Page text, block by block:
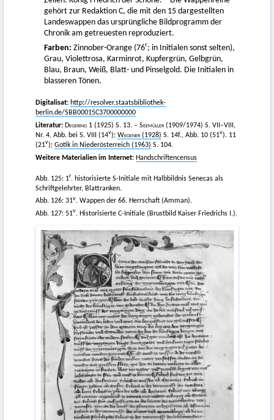
gehört zur Redaktion C, die mit den 15 dargestellten
Landeswappen das ursprüngliche Bildprogramm der
Chronik am getreuesten reproduziert.
Farben: Zinnober-Orange (76r; in Initialen sonst selten),
Grau, Violettrosa, Karminrot, Kupfergrün, Gelbgrün,
Blau, Braun, Weiß, Blatt- und Pinselgold. Die Initialen in
blasseren Tönen.
Digitalisat: http://resolver.staatsbibliothek-
berlin.de/SBB00015C3700000000
Literatur: Degering 1 (1925) S. 13. – Seemüller (1909/1974) S. VII–VIII,
Nr. 4, Abb. bei S. VIII (14v); Wegener (1928) S. 14f., Abb. 10 (51v). 11
(21v); Gotik in Niederösterreich (1963) S. 104.
Weitere Materialien im Internet: Handschriftencensus
Abb. 125: 1r. historisierte S-Initiale mit Halbbildnis Senecas als
Schriftgelehrter, Blattranken.
Abb. 126: 31v. Wappen der 66. Herrschaft (Amman).
Abb. 127: 51v. Historisierte C-Initiale (Brustbild Kaiser Friedrichs I.).